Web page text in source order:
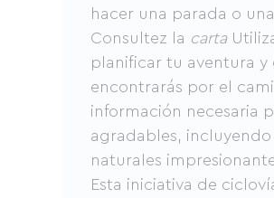
hacer una parada o
Consultez la carta
planificar tu aventura
encontrarás por el
información necesaria
agradables,
naturales
Esta iniciativa de